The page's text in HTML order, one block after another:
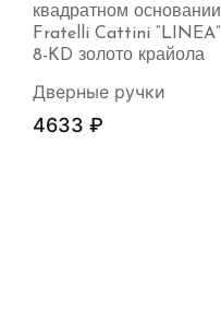
квадратном основании
Fratelli Cattini “LINEA”
8-KD золото крайола
Дверные ручки
4633 ₽